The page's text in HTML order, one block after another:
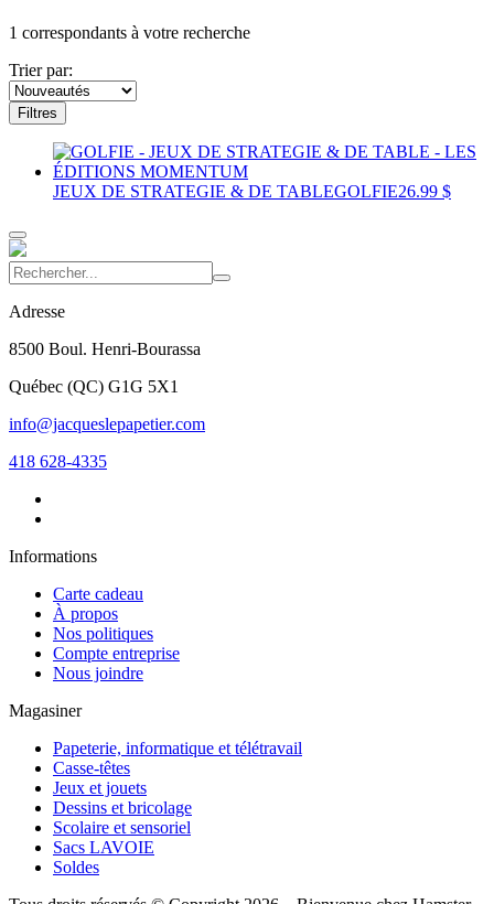
1 correspondants à votre recherche
Trier par:
Filtres
JEUX DE STRATEGIE & DE TABLEGOLFIE26.99 $
Adresse
8500 Boul. Henri-Bourassa
Québec (QC) G1G 5X1
info@jacqueslepapetier.com
418 628-4335
Informations
Carte cadeau
À propos
Nos politiques
Compte entreprise
Nous joindre
Magasiner
Papeterie, informatique et télétravail
Casse-têtes
Jeux et jouets
Dessins et bricolage
Scolaire et sensoriel
Sacs LAVOIE
Soldes